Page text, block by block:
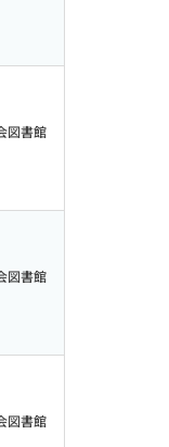
図書館
図書館
図書館